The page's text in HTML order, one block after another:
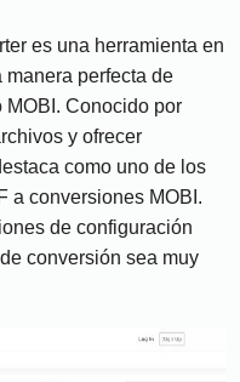
es una herramienta en
manera perfecta de
MOBI. Conocido por
y ofrecer
como uno de los
a conversiones MOBI.
de configuración
conversión sea muy